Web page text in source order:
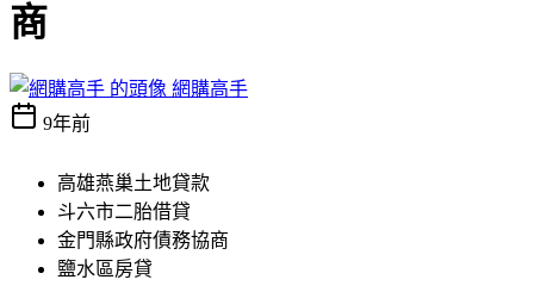
商
網購高手
9年前
高雄燕巢土地貸款
斗六市二胎借貸
金門縣政府債務協商
鹽水區房貸